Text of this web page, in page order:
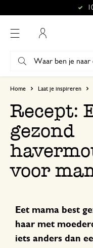
Home Laat je inspireren
Recept:
gezond
voor
Eet mama best
haar met
iets anders dan